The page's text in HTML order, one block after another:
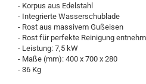
- Korpus aus Edelstahl
- Integrierte Wasserschublade
- Rost aus massivem Gußeisen
- Rost für perfekte Reinigung
- Leistung: 7,5 kW
- Maße (mm): 400 x 700 x 280
- 36 Kg